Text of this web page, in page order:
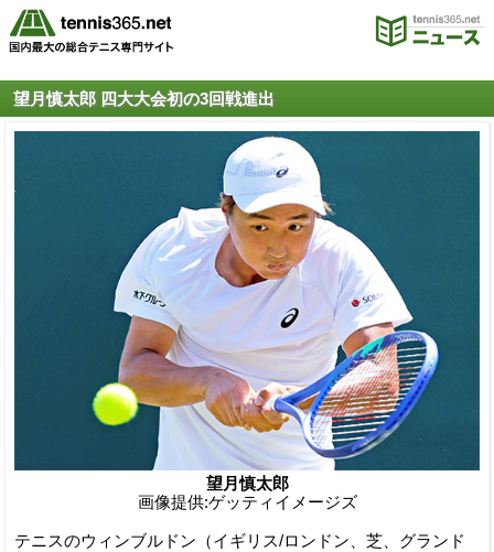
望月慎太郎 四大大会初の3回戦進出
望月慎太郎
画像提供:ゲッティイメージズ
テニスのウィンブルドン（イギリス/ロンドン、芝、グランド